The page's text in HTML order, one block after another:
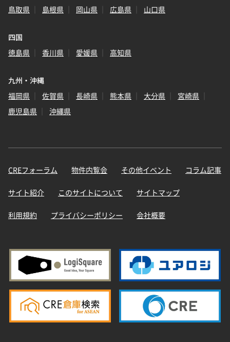
鳥取県
島根県 岡山県 広島県 山口県
四国
徳島県
香川県 愛媛県 高知県
九州・沖縄
福岡県
佐賀県 長崎県 熊本県 大分県
宮崎県
鹿児島県
沖縄県
CREフォーラム 物件内覧会 その他イベント コラム記事
サイト紹介 このサイトについて サイトマップ
利用規約 プライバシーポリシー 会社概要